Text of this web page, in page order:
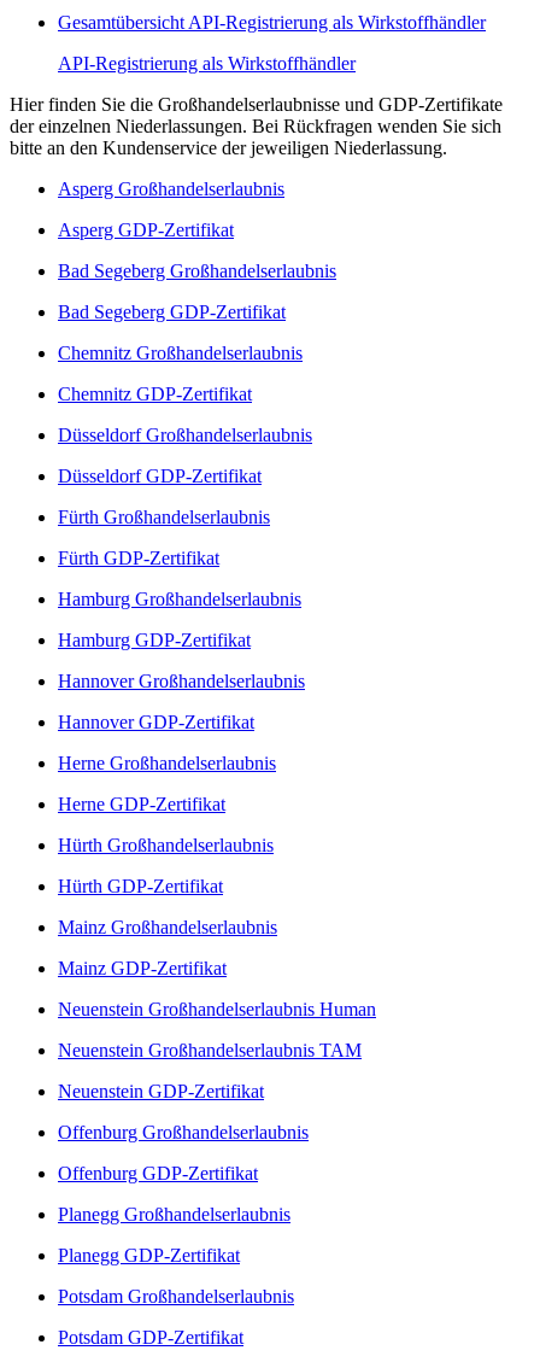
Gesamtübersicht API-Registrierung als Wirkstoffhändler
API-Registrierung als Wirkstoffhändler
Hier finden Sie die Großhandelserlaubnisse und GDP-Zertifikate
der einzelnen Niederlassungen. Bei Rückfragen wenden Sie sich
bitte an den Kundenservice der jeweiligen Niederlassung.
Asperg Großhandelserlaubnis
Asperg GDP-Zertifikat
Bad Segeberg Großhandelserlaubnis
Bad Segeberg GDP-Zertifikat
Chemnitz Großhandelserlaubnis
Chemnitz GDP-Zertifikat
Düsseldorf Großhandelserlaubnis
Düsseldorf GDP-Zertifikat
Fürth Großhandelserlaubnis
Fürth GDP-Zertifikat
Hamburg Großhandelserlaubnis
Hamburg GDP-Zertifikat
Hannover Großhandelserlaubnis
Hannover GDP-Zertifikat
Herne Großhandelserlaubnis
Herne GDP-Zertifikat
Hürth Großhandelserlaubnis
Hürth GDP-Zertifikat
Mainz Großhandelserlaubnis
Mainz GDP-Zertifikat
Neuenstein Großhandelserlaubnis Human
Neuenstein Großhandelserlaubnis TAM
Neuenstein GDP-Zertifikat
Offenburg Großhandelserlaubnis
Offenburg GDP-Zertifikat
Planegg Großhandelserlaubnis
Planegg GDP-Zertifikat
Potsdam Großhandelserlaubnis
Potsdam GDP-Zertifikat